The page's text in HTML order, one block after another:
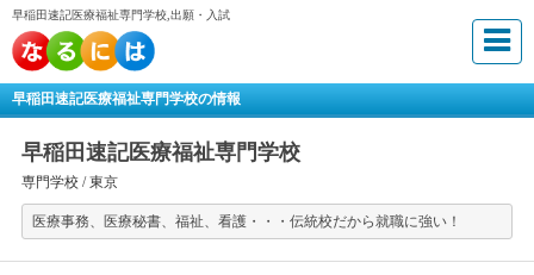
早稲田速記医療福祉専門学校,出願・入試
早稲田速記医療福祉専門学校の情報
早稲田速記医療福祉専門学校
専門学校 /東京
医療事務、医療秘書、福祉、看護・・・伝統校だから就職に強い！